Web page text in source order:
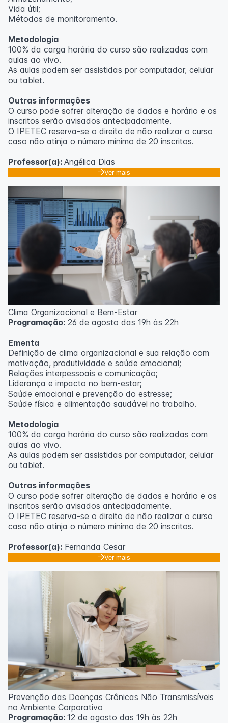
Vida útil;
Métodos de monitoramento.
Metodologia
100% da carga horária do curso são realizadas com
aulas ao vivo.
As aulas podem ser assistidas por computador, celular
ou tablet.
Outras informações
O curso pode sofrer alteração de dados e horário e os
inscritos serão avisados ​​antecipadamente.
O IPETEC reserva-se o direito de não realizar o curso
caso não atinja o número mínimo de 20 inscritos.
Professor(a): Angélica Dias
Ver mais
Clima Organizacional e Bem-Estar
Programação: 26 de agosto das 19h às 22h
Ementa
Definição de clima organizacional e sua relação com
motivação, produtividade e saúde emocional;
Relações interpessoais e comunicação;
Liderança e impacto no bem-estar;
Saúde emocional e prevenção do estresse;
Saúde física e alimentação saudável no trabalho.
Metodologia
100% da carga horária do curso são realizadas com
aulas ao vivo.
As aulas podem ser assistidas por computador, celular
ou tablet.
Outras informações
O curso pode sofrer alteração de dados e horário e os
inscritos serão avisados ​​antecipadamente.
O IPETEC reserva-se o direito de não realizar o curso
caso não atinja o número mínimo de 20 inscritos.
Professor(a): Fernanda Cesar
Ver mais
Prevenção das Doenças Crônicas Não Transmissíveis
no Ambiente Corporativo
Programação: 12 de agosto das 19h às 22h